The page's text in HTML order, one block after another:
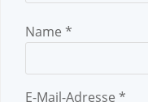
Name *
E-Mail-Adresse *